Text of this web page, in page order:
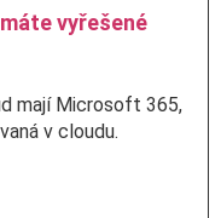
vyřešené
mají Microsoft 365,
v cloudu.